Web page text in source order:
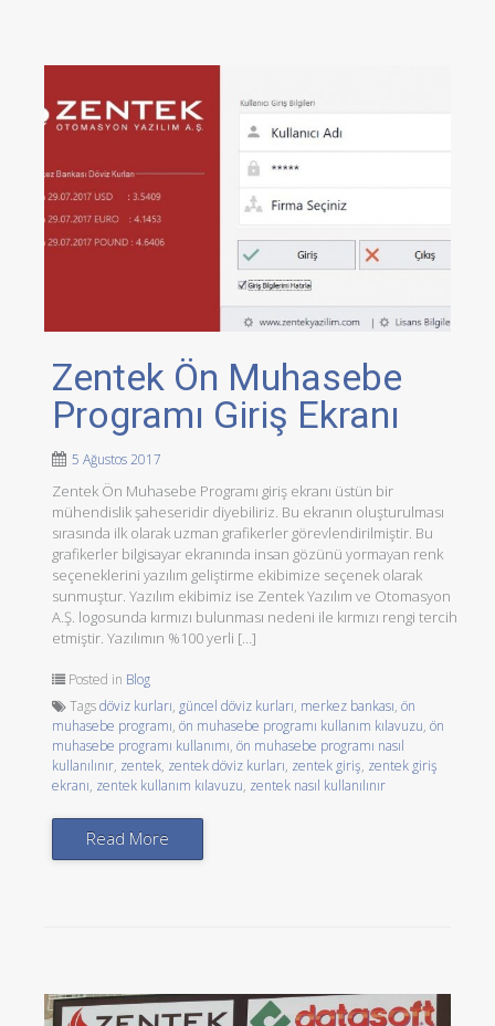
Zentek Ön Muhasebe
Programı Giriş Ekranı
5 Ağustos 2017
Zentek Ön Muhasebe Programı giriş ekranı üstün bir
mühendislik şaheseridir diyebiliriz. Bu ekranın oluşturulması
sırasında ilk olarak uzman grafikerler görevlendirilmiştir. Bu
grafikerler bilgisayar ekranında insan gözünü yormayan renk
seçeneklerini yazılım geliştirme ekibimize seçenek olarak
sunmuştur. Yazılım ekibimiz ise Zentek Yazılım ve Otomasyon
A.Ş. logosunda kırmızı bulunması nedeni ile kırmızı rengi tercih
etmiştir. Yazılımın %100 yerli […]
Posted in Blog
Tagsdöviz kurları, güncel döviz kurları, merkez bankası,ön
muhasebe programı,ön muhasebe programı kullanım kılavuzu,ön
muhasebe programı kullanımı,ön muhasebe programı nasıl
kullanılınır, zentek, zentek döviz kurları, zentek giriş, zentek giriş
ekranı, zentek kullanım kılavuzu, zentek nasıl kullanılınır
Read More